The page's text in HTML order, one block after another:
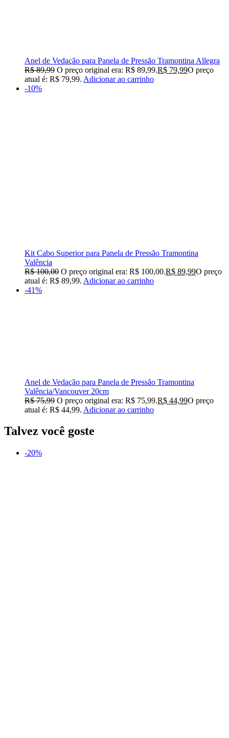
Anel de Vedação para Panela de Pressão Tramontina Allegra
R$89,99 O preço original era: R$ 89,99.R$ 79,99O preço
atual é: R$ 79,99. Adicionar ao carrinho
-10%
Kit Cabo Superior para Panela de Pressão Tramontina
Valência
R$100,00 O preço original era: R$ 100,00.R$ 89,99O preço
atual é: R$ 89,99. Adicionar ao carrinho
-41%
Anel de Vedação para Panela de Pressão Tramontina
Valência/Vancouver 20cm
R$75,99 O preço original era: R$ 75,99.R$ 44,99O preço
atual é: R$ 44,99. Adicionar ao carrinho
Talvez você goste
-20%